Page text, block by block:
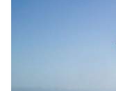
zł! Wyjątkowo
jednak trzeba
jedynie przez